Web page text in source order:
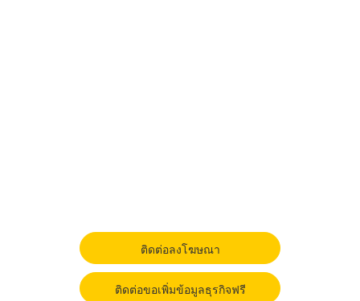
ติดต่อลงโฆษณา
ติดต่อขอเพิ่มข้อมูลธุรกิจฟรี